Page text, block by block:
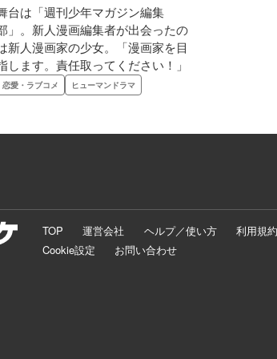
台は「週刊少年マガジン編集
」。新人漫画編集者が出会ったの
新人漫画家の少女。「漫画家を目
します。責任取ってください！」
恋愛・ラブコメ ヒューマンドラマ
TOP 運営会社 ヘルプ／使い方 利用規約
Cookie設定
お問い合わせ